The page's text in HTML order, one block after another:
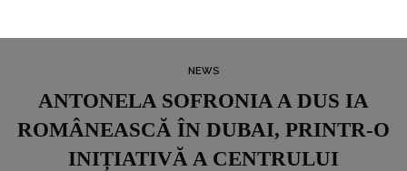
NEWS
ANTONELA SOFRONIA A DUS IA
ROMÂNEASCĂ ÎN DUBAI, PRINTR-O
INIȚIATIVĂ A CENTRULUI